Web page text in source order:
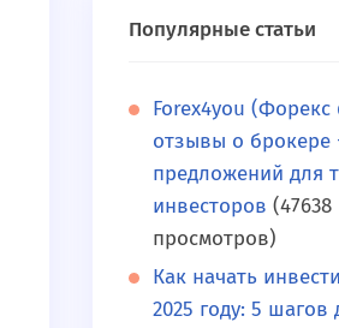
Популярные статьи
Forex4you
отзывы о брокере
предложений для
инвесторов (47638
просмотров)
Как начать
2025 году: 5 шагов